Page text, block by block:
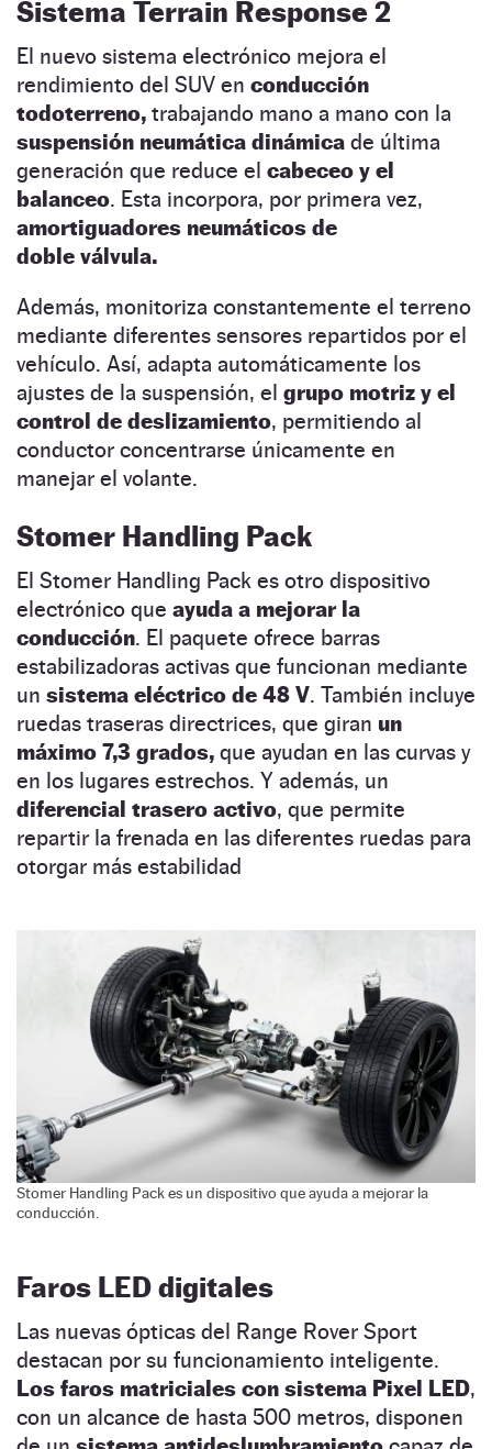
Sistema Terrain Response 2
El nuevo sistema electrónico mejora el
rendimiento del SUV en conducción
todoterreno, trabajando mano a mano con la
suspensión neumática dinámica de última
generación que reduce el cabeceo y el
balanceo. Esta incorpora, por primera vez,
amortiguadores neumáticos de
doble válvula.
Además, monitoriza constantemente el terreno
mediante diferentes sensores repartidos por el
vehículo. Así, adapta automáticamente los
ajustes de la suspensión, el grupo motriz y el
control de deslizamiento, permitiendo al
conductor concentrarse únicamente en
manejar el volante.
Stomer Handling Pack
El Stomer Handling Pack es otro dispositivo
electrónico que ayuda a mejorar la
conducción. El paquete ofrece barras
estabilizadoras activas que funcionan mediante
un sistema eléctrico de 48 V. También incluye
ruedas traseras directrices, que giran un
máximo 7,3 grados, que ayudan en las curvas y
en los lugares estrechos. Y además, un
diferencial trasero activo, que permite
repartir la frenada en las diferentes ruedas para
otorgar más estabilidad
Stomer Handling Pack es un dispositivo que ayuda a mejorar la
conducción.
Faros LED digitales
Las nuevas ópticas del Range Rover Sport
destacan por su funcionamiento inteligente.
Los faros matriciales con sistema Pixel LED,
con un alcance de hasta 500 metros, disponen